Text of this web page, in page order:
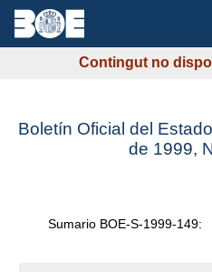
Contingut no
Boletín Oficial del
de 1999,
Sumario BOE-S-1999-149: